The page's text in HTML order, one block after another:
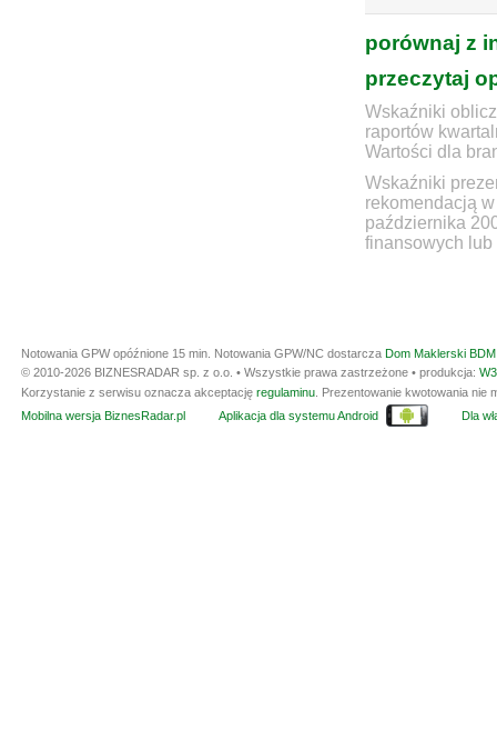
porównaj z
przeczytaj
Wskaźniki
raportów
Wartości dla
Wskaźniki
rekomendacją
października
finansowych lub
Notowania GPW opóźnione 15 min. Notowania GPW/NC dostarcza Dom Maklerski
© 2010-2026 BIZNESRADAR sp. z o.o. • Wszystkie prawa zastrzeżone • produkcja:
Korzystanie z serwisu oznacza akceptację regulaminu . Prezentowanie kwotowania
Mobilna wersja BiznesRadar.pl
Aplikacja dla systemu Android Dla